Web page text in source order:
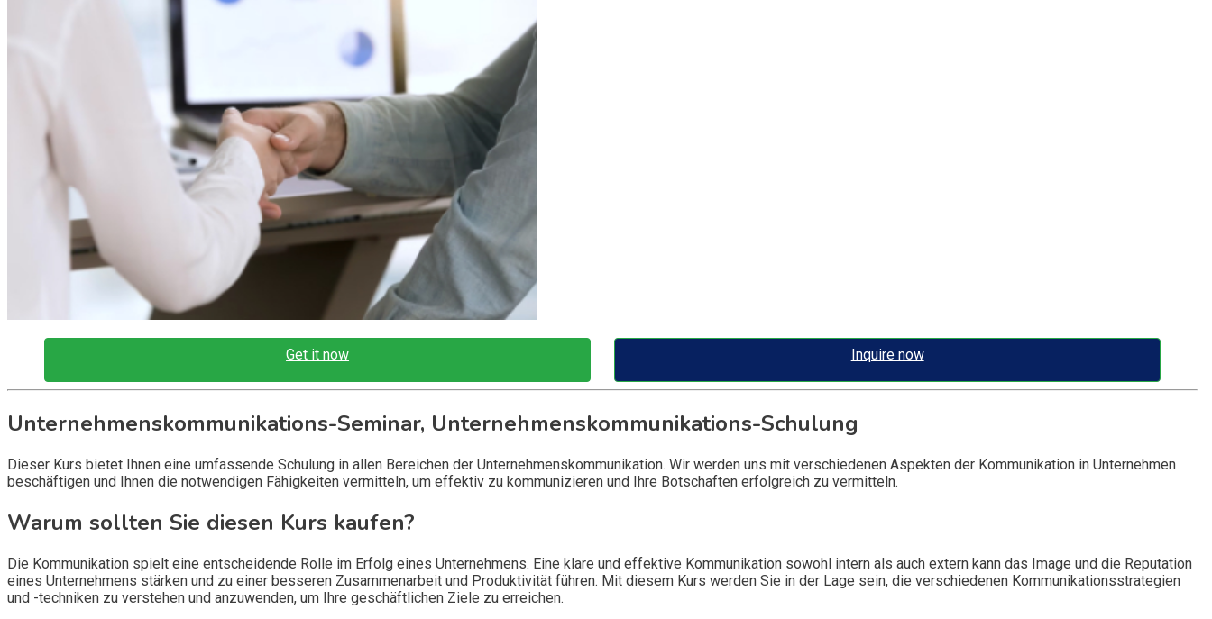
Get it now Inquire now
Unternehmenskommunikations-Seminar, Unternehmenskommunikations-Schulung
Dieser Kurs bietet Ihnen eine umfassende Schulung in allen Bereichen der Unternehmenskommunikation. Wir werden uns mit verschiedenen Aspekten der Kommunikation in Unternehmen
beschäftigen und Ihnen die notwendigen Fähigkeiten vermitteln, um effektiv zu kommunizieren und Ihre Botschaften erfolgreich zu vermitteln.
Warum sollten Sie diesen Kurs kaufen?
Die Kommunikation spielt eine entscheidende Rolle im Erfolg eines Unternehmens. Eine klare und effektive Kommunikation sowohl intern als auch extern kann das Image und die Reputation
eines Unternehmens stärken und zu einer besseren Zusammenarbeit und Produktivität führen. Mit diesem Kurs werden Sie in der Lage sein, die verschiedenen Kommunikationsstrategien
und -techniken zu verstehen und anzuwenden, um Ihre geschäftlichen Ziele zu erreichen.